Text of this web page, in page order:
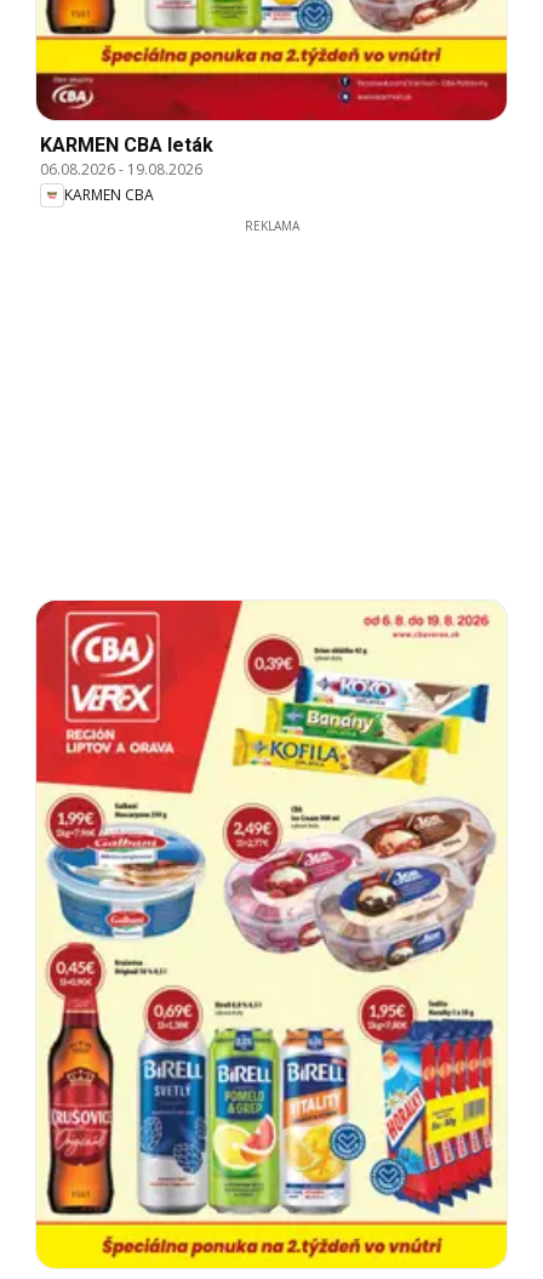
KARMEN CBA leták
06.08.2026- 19.08.2026
KARMEN CBA
REKLAMA